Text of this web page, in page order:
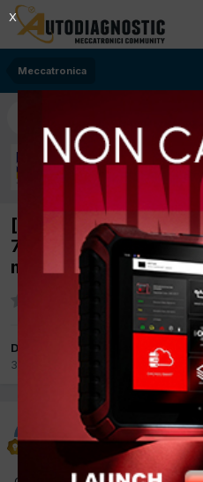
Meccatronica
[[DAIHATSU Terios
77Kw Bifuel B/Gpl]
motore)
Da OFFICINA SAMORI DI SARTINI
30 Luglio 2025
Meccatronica
OFFICINA
Inviato 30 Luglio 2025
X